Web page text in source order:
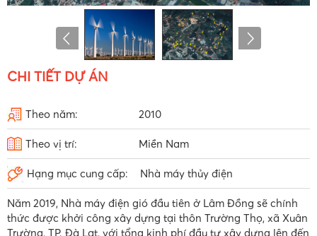
CHI TIẾT DỰ ÁN
Theo năm: 2010
Theo vị trí: Miền Nam
Hạng mục cung cấp: Nhà máy thủy điện
Năm 2019, Nhà máy điện gió đầu tiên ở Lâm Đồng sẽ chính
thức được khởi công xây dựng tại thôn Trường Thọ, xã Xuân
Trường, TP. Đà Lạt, với tổng kinh phí đầu tư xây dựng lên đến